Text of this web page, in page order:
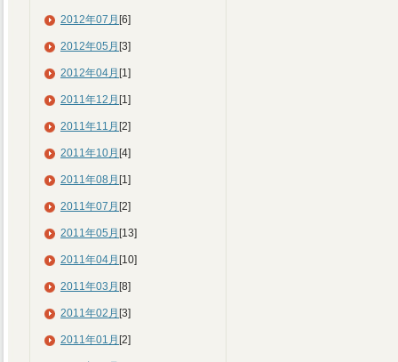
2012年07月 [6]
2012年05月 [3]
2012年04月 [1]
2011年12月 [1]
2011年11月 [2]
2011年10月 [4]
2011年08月 [1]
2011年07月 [2]
2011年05月 [13]
2011年04月 [10]
2011年03月 [8]
2011年02月 [3]
2011年01月 [2]